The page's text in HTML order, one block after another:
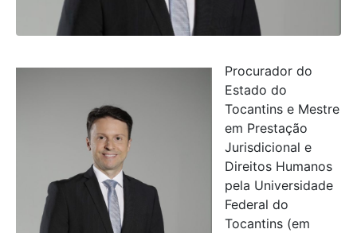
Procurador do
Estado do
Tocantins e Mestre
em Prestação
Jurisdicional e
Direitos Humanos
pela Universidade
Federal do
Tocantins (em